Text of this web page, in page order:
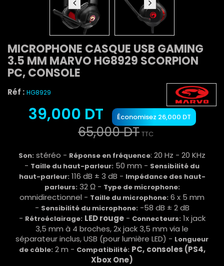
MICROPHONE CASQUE USB GAMING
3.5 MM MARVO HG8929 SCORPION
PC, CONSOLE
Réf : HG8929
39,000 DT Économisez 26,000 DT
65,000 DT TTC
Son: stéréo - Réponse en fréquence: 20 Hz - 20 KHz
- Taille du haut-parleur: 50 mm - Sensibilité du
haut-parleur: 116 dB ± 3 dB - Impédance des haut-
parleurs: 32 Ω - Type de microphone:
omnidirectionnel - Taille du microphone: 6 x 5 mm
- Sensibilité du microphone: -58 dB ± 2 dB
- Rétroéclairage: LED rouge- Connecteurs: 1x jack
3,5 mm à 4 broches, 2x jack 3,5 mm via le
séparateur inclus, USB (pour lumière LED) - Longueur
de câble: 2 m - Compatibilité: PC, consoles (PS4,
Xbox One)